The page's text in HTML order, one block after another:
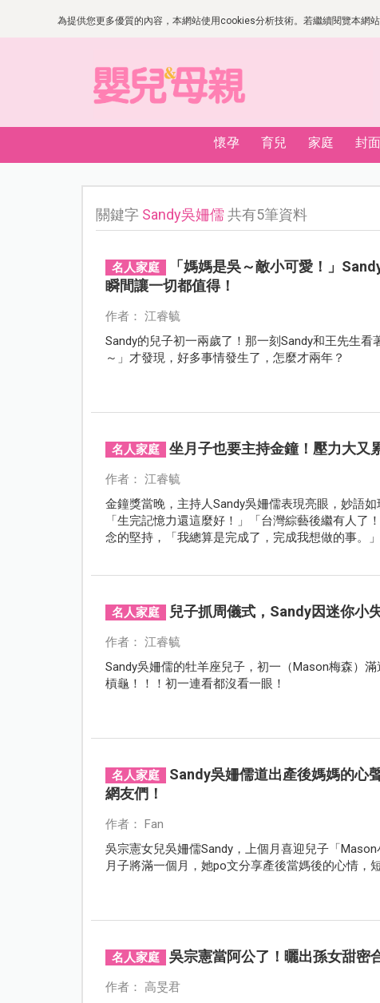
為提供您更多優質的內容，本網站使用cookies分析技術。若繼續閱覽本
懷孕 育兒 家庭 封
關鍵字 Sandy吳姍儒 共有5筆資料
名人家庭
「媽媽是吳～敵小可愛！」
瞬間讓一切都值得！
作者： 江睿毓
Sandy的兒子初一兩歲了！那一刻Sandy和王先生
～」才發現，好多事情發生了，怎麼才兩年？
名人家庭 坐月子也要主持金鐘！壓力大又
作者： 江睿毓
金鐘獎當晚，主持人Sandy吳姍儒表現亮眼，妙語
「生完記憶力還這麼好！」「台灣綜藝後繼有人
念的堅持，「我總算是完成了，完成我想做的事。」
名人家庭 兒子抓周儀式，Sandy因迷你小
作者： 江睿毓
Sandy吳姍儒的牡羊座兒子，初一（Mason梅森）
槓龜！！！初一連看都沒看一眼！
名人家庭
Sandy吳姍儒道出產後媽媽的心
網友們！
作者： Fan
吳宗憲女兒吳姍儒Sandy，上個月喜迎兒子「
月子將滿一個月，她po文分享產後當媽後的心情，
名人家庭 吳宗憲當阿公了！曬出孫女甜密
作者： 高旻君